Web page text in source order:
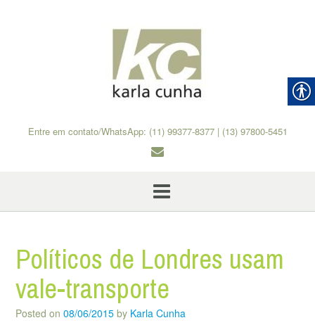
Entre em contato/WhatsApp: (11) 99377-8377 | (13) 97800-5451
Políticos de Londres usam
vale-transporte
Posted on 08/06/2015 by Karla Cunha